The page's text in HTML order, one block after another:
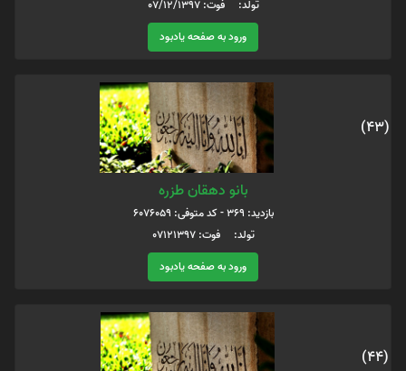
تولد: فوت: 07/12/1397
ورود به صفحه یادبود
(43)
بانو دهقان طزره
بازدید: 369 - کد متوفی: 6076059
تولد: فوت: 07121397
ورود به صفحه یادبود
(44)